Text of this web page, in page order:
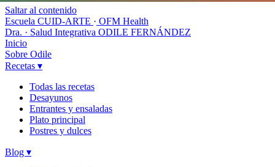
Saltar al contenido
Escuela CUID-ARTE · OFM Health
Dra. · Salud Integrativa ODILE FERNÁNDEZ
Inicio
Sobre Odile
Recetas ▾
Todas las recetas
Desayunos
Entrantes y ensaladas
Plato principal
Postres y dulces
Blog ▾